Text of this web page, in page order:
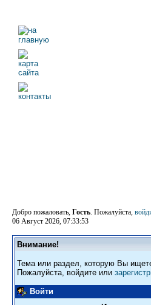
Добро пожаловать, Гость. Пожалуйста,
06 Август 2026, 07:33:53
Внимание!
Тема или раздел, которую Вы
Пожалуйста, войдите или
Войти